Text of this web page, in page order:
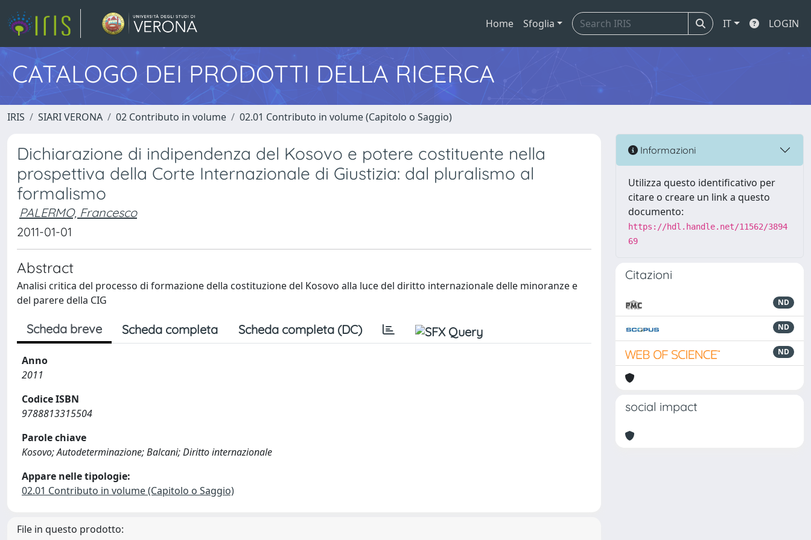
Home Sfoglia IT LOGIN
CATALOGO DEI PRODOTTI DELLA RICERCA
IRIS SIARI VERONA 02 Contributo in volume 02.01 Contributo in volume (Capitolo o Saggio)
Dichiarazione di indipendenza del Kosovo e potere costituente nella
prospettiva della Corte Internazionale di Giustizia: dal pluralismo al
formalismo
PALERMO, Francesco
2011-01-01
Abstract
Analisi critica del processo di formazione della costituzione del Kosovo alla luce del diritto internazionale delle minoranze e
del parere della CIG
Scheda breve Scheda completa Scheda completa (DC)
Anno
2011
Codice ISBN
9788813315504
Parole chiave
Kosovo; Autodeterminazione; Balcani; Diritto internazionale
Appare nelle tipologie:
02.01 Contributo in volume (Capitolo o Saggio)
File in questo prodotto:
Informazioni
Utilizza questo identificativo per
citare o creare un link a questo
documento:
https://hdl.handle.net/11562/3894
69
Citazioni
ND
ND
ND
social impact